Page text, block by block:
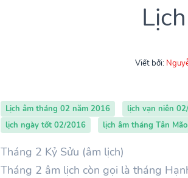
Viết bởi:
Lịch âm tháng 02 năm 2016 lịch vạn niên
lịch ngày tốt 02/2016
lịch âm tháng Tân Mão
Tháng 2 Kỷ Sửu (âm lịch)
Tháng 2 âm lịch còn gọi là tháng